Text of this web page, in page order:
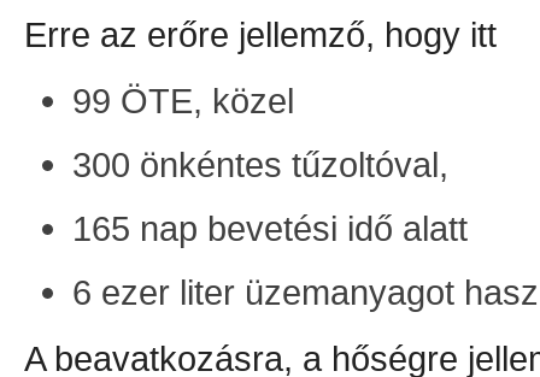
Erre az erőre jellemző, hogy itt
99 ÖTE, közel
300 önkéntes tűzoltóval,
165 nap bevetési idő alatt
6 ezer liter üzemanyagot
A beavatkozásra, a hőségre